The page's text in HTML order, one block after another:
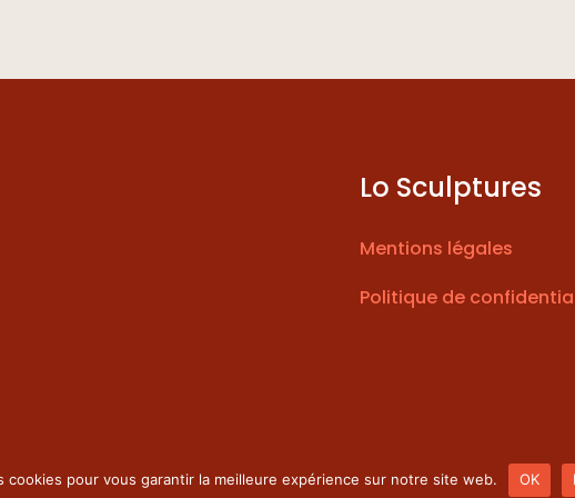
Lo Sculptures
Mentions légales
Politique de
cookies pour vous garantir la meilleure expérience sur notre site web. OK